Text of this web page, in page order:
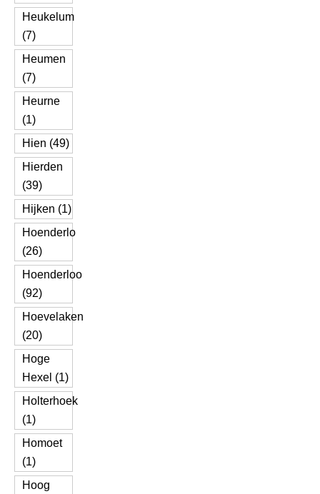
Heukelum
(7)
Heumen
(7)
Heurne
(1)
Hien (49)
Hierden
(39)
Hijken (1)
Hoenderlo
(26)
Hoenderloo
(92)
Hoevelaken
(20)
Hoge
Hexel (1)
Holterhoek
(1)
Homoet
(1)
Hoog